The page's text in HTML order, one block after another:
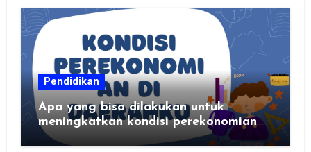
Pendidikan
Apa yang bisa dilakukan untuk
meningkatkan kondisi perekonomian
daerahku?